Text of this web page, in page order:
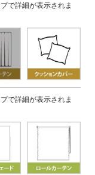
で詳細が表示されま
で詳細が表示されま